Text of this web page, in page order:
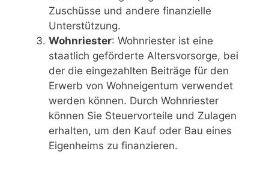
Zuschüsse und andere finanzielle
Unterstützung.
Wohnriester: Wohnriester ist eine
staatlich geförderte Altersvorsorge, bei
der die eingezahlten Beiträge für den
Erwerb von Wohneigentum verwendet
werden können. Durch Wohnriester
können Sie Steuervorteile und Zulagen
erhalten, um den Kauf oder Bau eines
Eigenheims zu finanzieren.